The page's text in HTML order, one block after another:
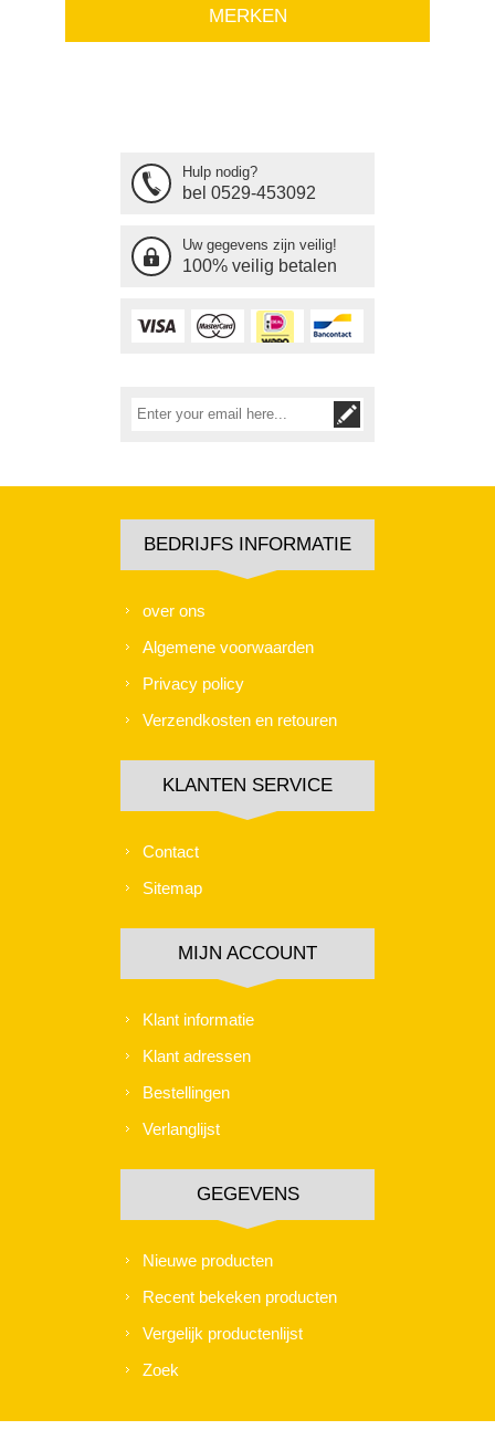
MERKEN
Hulp nodig?
bel 0529-453092
Uw gegevens zijn veilig!
100% veilig betalen
BEDRIJFS INFORMATIE
over ons
Algemene voorwaarden
Privacy policy
Verzendkosten en retouren
KLANTEN SERVICE
Contact
Sitemap
MIJN ACCOUNT
Klant informatie
Klant adressen
Bestellingen
Verlanglijst
GEGEVENS
Nieuwe producten
Recent bekeken producten
Vergelijk productenlijst
Zoek